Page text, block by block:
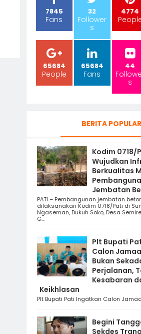
7845
Fans
32
Follower
s
4774
65684
People
65684
Fans
44
s
BERITA POPULAR
Kodim 0718/
Wujudkan
Berkualitas
Jembatan
PATI – Pembangunan jembatan
dilaksanakan Kodim 0718/Pati di
Ngaseman, Dukuh Soko, Desa
G...
Plt Bupati
Calon
Bukan
Perjalanan,
Kesabaran
Keikhlasan
Plt Bupati Pati Ingatkan Calon
Begini
Sekdes